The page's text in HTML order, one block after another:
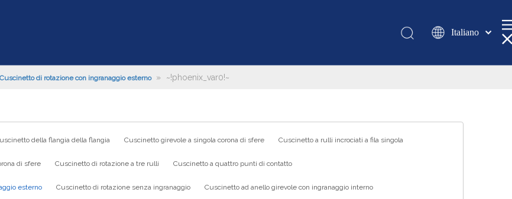
Italiano
românesc
Cuscinetto di rotazione con ingranaggio esterno » ~!phoenix_var0!~
della flangia della flangia Cuscinetto girevole a singola corona di sfere Cuscinetto a rulli incrociati a fila singola
di sfere Cuscinetto di rotazione a tre rulli Cuscinetto a quattro punti di contatto
esterno Cuscinetto di rotazione senza ingranaggio Cuscinetto ad anello girevole con ingranaggio interno